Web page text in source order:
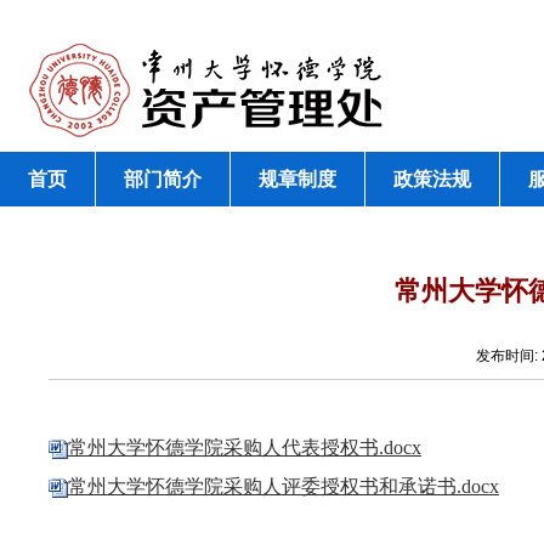
首页 部门简介 规章制度 政策法规
常州大学怀
发布时间:
常州大学怀德学院采购人代表授权书.docx
常州大学怀德学院采购人评委授权书和承诺书.docx